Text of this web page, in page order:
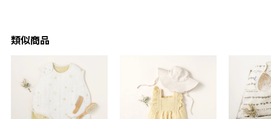
ければと思います。
類似商品